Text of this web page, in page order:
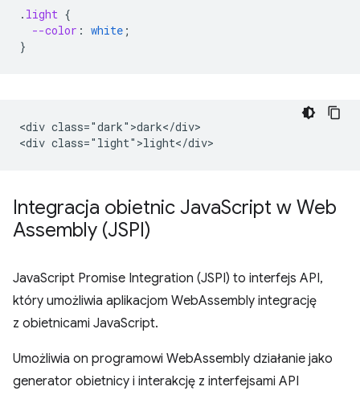
. light {
--color : white ;
}
<div class="dark">dark</div>
Integracja obietnic JavaScript w Web
Assembly (JSPI)
JavaScript Promise Integration (JSPI) to interfejs API,
który umożliwia aplikacjom WebAssembly integrację
z obietnicami JavaScript.
Umożliwia on programowi WebAssembly działanie jako
generator obietnicy i interakcję z interfejsami API